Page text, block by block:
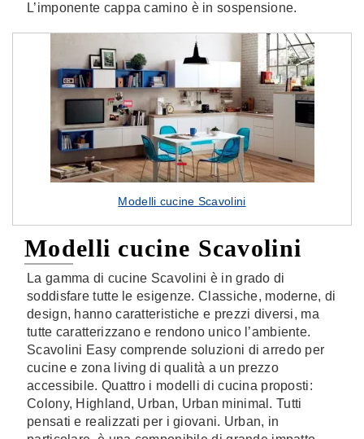
L’imponente cappa camino è in sospensione.
Modelli cucine Scavolini
Modelli cucine Scavolini
La gamma di cucine Scavolini è in grado di
soddisfare tutte le esigenze. Classiche, moderne, di
design, hanno caratteristiche e prezzi diversi, ma
tutte caratterizzano e rendono unico l’ambiente.
Scavolini Easy comprende soluzioni di arredo per
cucine e zona living di qualità a un prezzo
accessibile. Quattro i modelli di cucina proposti:
Colony, Highland, Urban, Urban minimal. Tutti
pensati e realizzati per i giovani. Urban, in